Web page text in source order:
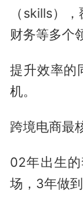
（skills）
财务等多个
提升效率的
机。
跨境电商最
02年出生
场，3年做